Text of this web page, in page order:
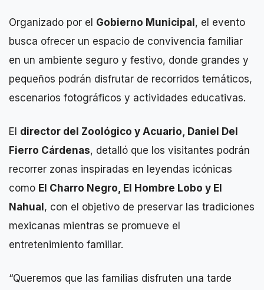
Organizado por el Gobierno Municipal , el evento
busca ofrecer un espacio de convivencia familiar
en un ambiente seguro y festivo, donde grandes y
pequeños podrán disfrutar de recorridos temáticos,
escenarios fotográficos y actividades educativas.
El director del Zoológico y Acuario, Daniel Del
Fierro Cárdenas, detalló que los visitantes podrán
recorrer zonas inspiradas en leyendas icónicas
como El Charro Negro, El Hombre Lobo y El
Nahual , con el objetivo de preservar las tradiciones
mexicanas mientras se promueve el
entretenimiento familiar.
“Queremos que las familias disfruten una tarde